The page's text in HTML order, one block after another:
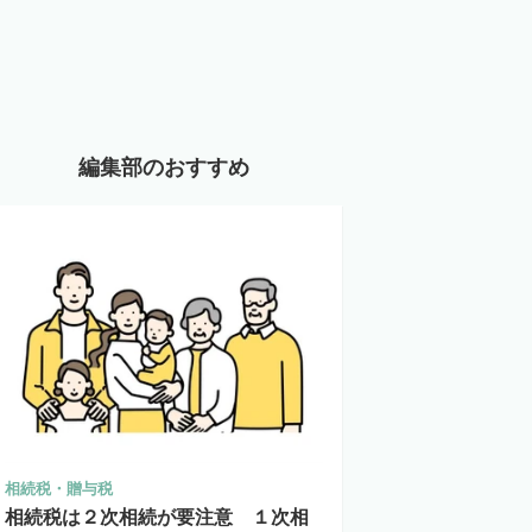
編集部のおすすめ
相続税・贈与税
相続税は２次相続が要注意 １次相